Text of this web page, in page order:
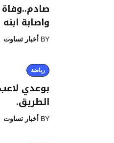
صادم..وفاة
واصابة
BY أخبار تساوت
رياضة
بوعدي
الطريق.
BY أخبار تساوت